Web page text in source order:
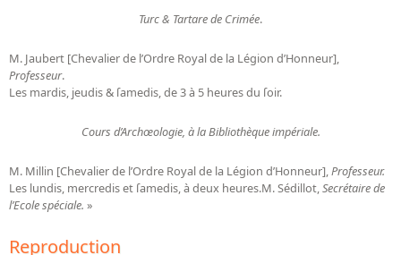
Turc & Tartare de Crimée.
M. Jaubert [Chevalier de l’Ordre Royal de la Légion d’Honneur],
Professeur.
Les mardis, jeudis & ſamedis, de 3 à 5 heures du ſoir.
Cours d’Archœologie, à la Bibliothèque impériale.
M. Millin [Chevalier de l’Ordre Royal de la Légion d’Honneur],Professeur.
Les lundis, mercredis et ſamedis, à deux heures.M. Sédillot,Secrétaire de
l’Ecole spéciale. »
Reproduction